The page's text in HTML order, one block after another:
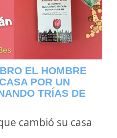
EL HOMBRE
POR UN
TRÍAS DE
cambió su casa